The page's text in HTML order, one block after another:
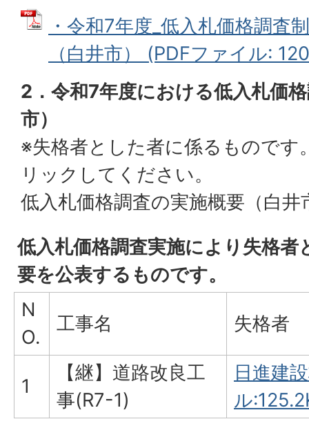
・令和7年度_低入札価格調査
（白井市） (PDFファイル:
2．令和7年度における低入札価
市）
※失格者とした者に係るものです
リックしてください。
低入札価格調査の実施概要（白井
低入札価格調査実施により失格者
要を公表するものです。
N
O.
工事名 失格者
1
【継】道路改良工
事(R7-1)
日進建
ル